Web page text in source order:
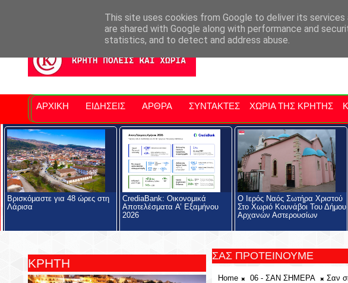
Νομός Λασιθίου Αγαπάμε Ρέθυμνο Επαρχία Μαλεβιζίου
ΑΡΧΙΚΗ ΕΙΔΗΣΕΙΣ ΑΡΘΡΑ ΣΥΝΤΑΚΤΕΣ ΧΩΡΙΑ ΤΗΣ ΚΡΗΤΗΣ
Βρισκόμαστε για 48 ώρες στη
Λάρισα
CrediaBank: Οικονομικά
Αποτελέσματα A’ Εξαμήνου
2026
Ο Ιερός Ναός Σωτήρα Χριστού
Στο Χωριό Κουνάβοι Του Δήμου
Αρχανών Αστερουσίων
ΚΡΗΤΗ
ΣΑΣ ΠΡΟΤΕΙΝΟΥΜΕ
Home 06 - ΣΑΝ ΣΗΜΕΡΑ Σαν
This site uses cookies from Google to deliver its
are shared with Google along with performance and
statistics, and to detect and address abuse.